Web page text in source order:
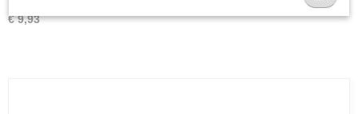
€ 9,93